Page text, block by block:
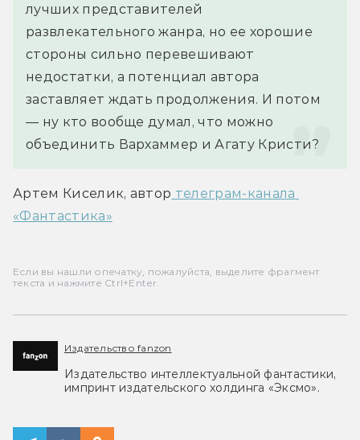
лучших представителей
развлекательного жанра, но ее хорошие
стороны сильно перевешивают
недостатки, а потенциал автора
заставляет ждать продолжения. И потом
— ну кто вообще думал, что можно
объединить Вархаммер и Агату Кристи?
Артем Киселик, автор телеграм-канала
«Фантастика»
Если вы нашли опечатку, пожалуйста, выделите фрагмент
текста и нажмите Ctrl+Enter.
Издательство fanzon
Издательство интеллектуальной фантастики,
импринт издательского холдинга «Эксмо».